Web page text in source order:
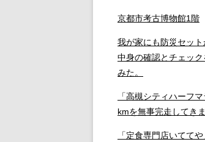
京都市考古博物館1階
我が家にも防災セット
中身の確認とチェッ
みた。
「高槻シティハーフ
kmを無事完走してきま
「定食専門店いてて